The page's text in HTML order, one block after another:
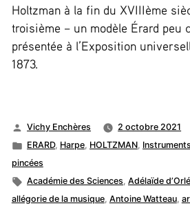
Holtzman à la fin du XVIIIème
troisième – un modèle Érard peu
présentée à l’Exposition
1873.
Publié
par
Vichy Enchères
2 octobre 2021
Publié
dans
ERARD, Harpe, HOLTZMAN,
pincées
Étiquettes :
Académie des Sciences,Adélaïde
allégorie de la musique, Antoine Watteau,